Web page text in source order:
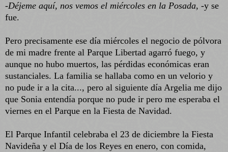
-Déjeme aquí, nos vemos el miércoles en la Posada, -y se
fue.
Pero precisamente ese día miércoles el negocio de pólvora
de mi madre frente al Parque Libertad agarró fuego, y
aunque no hubo muertos, las pérdidas económicas eran
sustanciales. La familia se hallaba como en un velorio y
no pude ir a la cita..., pero al siguiente día Argelia me dijo
que Sonia entendía porque no pude ir pero me esperaba el
viernes en el Parque en la Fiesta de Navidad.
El Parque Infantil celebraba el 23 de diciembre la Fiesta
Navideña y el Día de los Reyes en enero, con comida,